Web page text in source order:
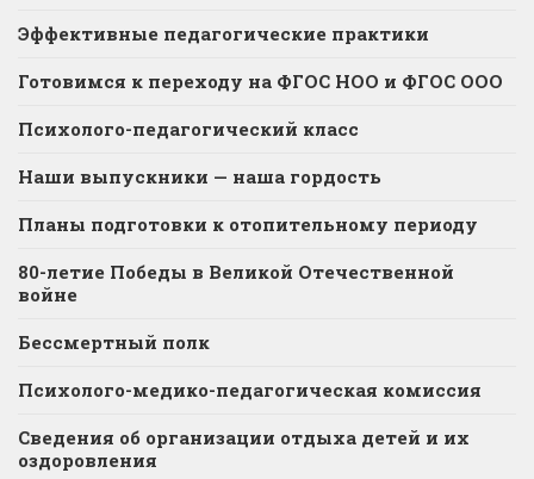
Эффективные педагогические практики
Готовимся к переходу на ФГОС НОО и ФГОС ООО
Психолого-педагогический класс
Наши выпускники — наша гордость
Планы подготовки к отопительному периоду
80-летие Победы в Великой Отечественной
войне
Бессмертный полк
Психолого-медико-педагогическая комиссия
Сведения об организации отдыха детей и их
оздоровления